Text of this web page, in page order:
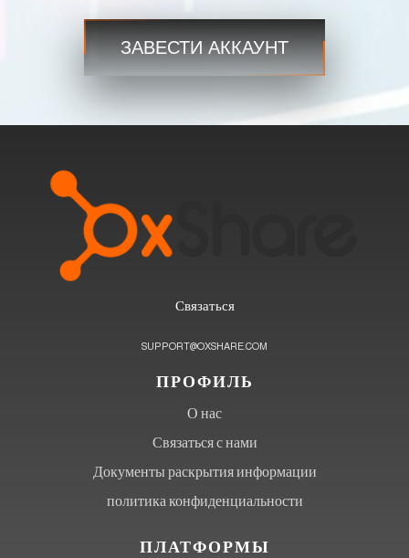
Шаг 3Торговля
ЗАВЕСТИ АККАУНТ
Связаться
SUPPORT@OXSHARE.COM
ПРОФИЛЬ
О нас
Связаться с нами
Документы раскрытия информации
политика конфиденциальности
ПЛАТФОРМЫ